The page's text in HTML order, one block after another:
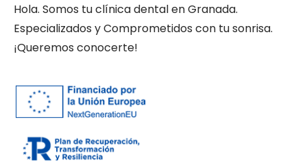
Hola. Somos tu clínica dental en Granada.
Especializados y Comprometidos con tu sonrisa.
¡Queremos conocerte!